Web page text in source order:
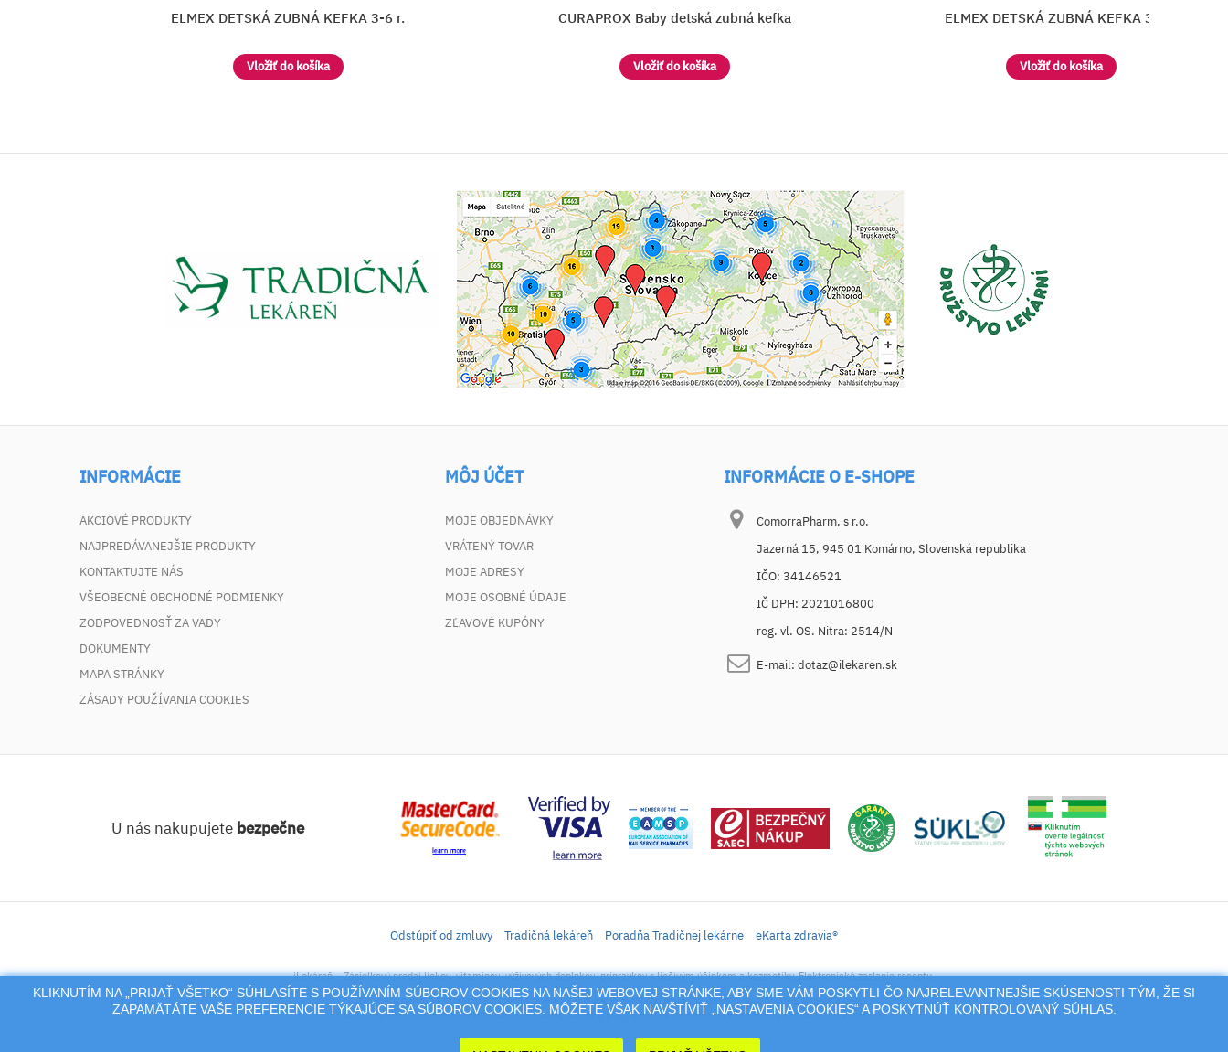
CURAPROX Baby detská zubná kefka
Vložiť do košíka
ELMEX DETSKÁ ZUBNÁ KEFKA 3-6 r.
Vložiť do košíka
CURAPROX Baby detská zubná kefka
Vložiť do košíka
INFORMÁCIE
AKCIOVÉ PRODUKTY
NAJPREDÁVANEJŠIE PRODUKTY
KONTAKTUJTE NÁS
VŠEOBECNÉ OBCHODNÉ PODMIENKY
ZODPOVEDNOSŤ ZA VADY
DOKUMENTY
MAPA STRÁNKY
ZÁSADY POUŽÍVANIA COOKIES
MÔJ ÚČET
MOJE OBJEDNÁVKY
VRÁTENÝ TOVAR
MOJE ADRESY
MOJE OSOBNÉ ÚDAJE
ZĽAVOVÉ KUPÓNY
INFORMÁCIE O E-SHOPE
ComorraPharm, s r.o.
Jazerná 15, 945 01 Komárno, Slovenská republika
IČO: 34146521
IČ DPH: 2021016800
reg. vl. OS. Nitra: 2514/N
E-mail: dotaz@ilekaren.sk
KLIKNUTÍM NA „PRIJAŤ VŠETKO“ SÚHLASÍTE S POUŽÍVANÍM SÚBOROV COOKIES NA NAŠEJ WEBOVEJ STRÁNKE, ABY SME VÁM POSKYTLI ČO NAJRELEVANTNEJŠIE SKÚSENOSTI TÝM, ŽE SI
ZAPAMÄTÁTE VAŠE PREFERENCIE TÝKAJÚCE SA SÚBOROV COOKIES. MÔŽETE VŠAK NAVŠTÍVIŤ „NASTAVENIA COOKIES“ A POSKYTNÚŤ KONTROLOVANÝ SÚHLAS.
U nás nakupujete bezpečne
Odstúpiť od zmluvy Tradičná lekáreň Poradňa Tradičnej lekárne eKarta zdravia®
iLekáreň – Zásielkový predaj liekov, vitamínov, výživových doplnkov, prípravkov s liečivým účinkom a kozmetiky. Elektronické zaslanie receptu.
Na tento portál sa vzťahujú autorské práva a akákoľvek jeho reprodukcia (používanie, kopírovanie, šírenie a pod.),
alebo reprodukcia jeho časti (prevzatie obrázkov, textov a pod.) podlieha predošlému písomnému súhlasu jeho vlastníka.